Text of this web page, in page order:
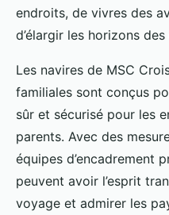
endroits, de vivres des
d’élargir les horizons
Les navires de MSC
familiales sont conçus
sûr et sécurisé pour les
parents. Avec des
équipes d’encadrement
peuvent avoir l’esprit
voyage et admirer les